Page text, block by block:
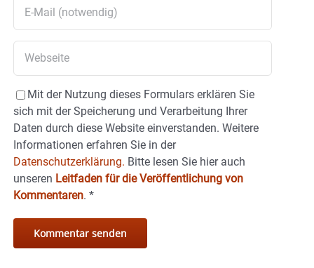
Mit der Nutzung dieses Formulars erklären Sie
sich mit der Speicherung und Verarbeitung Ihrer
Daten durch diese Website einverstanden. Weitere
Informationen erfahren Sie in der
Datenschutzerklärung. Bitte lesen Sie hier auch
unseren Leitfaden für die Veröffentlichung von
Kommentaren. *